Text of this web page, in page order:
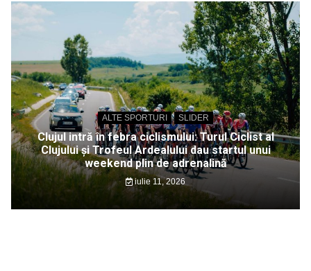
ALTE SPORTURI SLIDER
Clujul intră în febra ciclismului: Turul Ciclist al
Clujului și Trofeul Ardealului dau startul unui
weekend plin de adrenalină
iulie 11, 2026